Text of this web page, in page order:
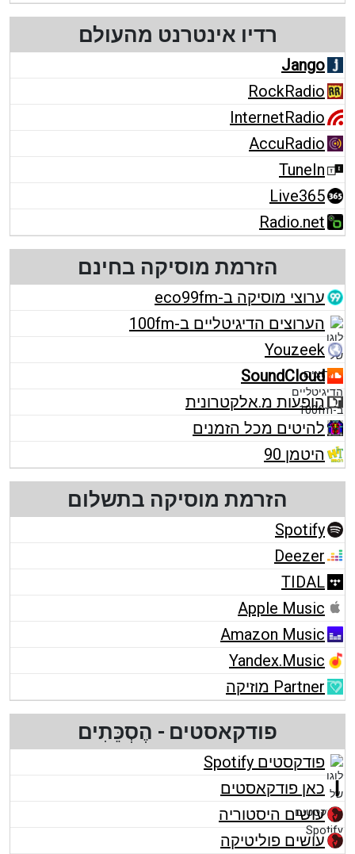
רדיו אינטרנט מהעולם
Jango
RockRadio
InternetRadio
AccuRadio
TuneIn
Live365
Radio.net
הזרמת מוסיקה בחינם
ערוצי מוסיקה ב-eco99fm
הערוצים הדיגיטליים ב-100fm
Youzeek
SoundCloud
הופעות מ.אלקטרונית
להיטים מכל הזמנים
היטמן 90
הזרמת מוסיקה בתשלום
Spotify
Deezer
TIDAL
Apple Music
Amazon Music
Yandex.Music
Partner מוזיקה
פודקאסטים - הֶסְכֵּתִים
פודקסטים Spotify
כאן פודקאסטים
עושים היסטוריה
עושים פוליטיקה